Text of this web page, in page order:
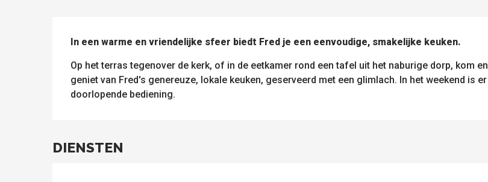
BESCHRIJVING
In een warme en vriendelijke sfeer biedt Fred je een eenvoudige, smakelijke keuken.
Op het terras tegenover de kerk, of in de eetkamer rond een tafel uit het naburige dorp, kom en
geniet van Fred's genereuze, lokale keuken, geserveerd met een glimlach. In het weekend is er
doorlopende bediening.
DIENSTEN